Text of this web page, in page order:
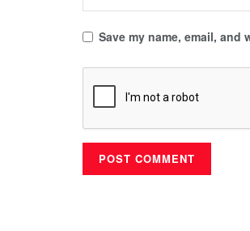
Save my name, email,